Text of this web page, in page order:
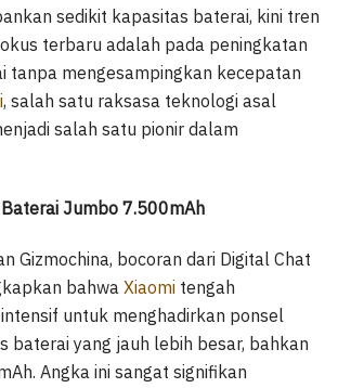
sedikit kapasitas baterai, kini tren
terbaru adalah pada peningkatan
tanpa mengesampingkan kecepatan
, salah satu raksasa teknologi asal
salah satu pionir dalam
Jumbo 7.500mAh
Gizmochina, bocoran dari Digital Chat
bahwa Xiaomi tengah
untuk menghadirkan ponsel
baterai yang jauh lebih besar, bahkan
Angka ini sangat signifikan